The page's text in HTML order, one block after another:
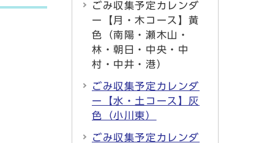
ごみ収集予定カレンダ
ー【月・木コース】黄
色（南陽・瀬木山・
林・朝日・中央・中
村・中井・港）
ごみ収集予定カレンダ
ー【水・土コース】灰
色（小川東）
ごみ収集予定カレンダ